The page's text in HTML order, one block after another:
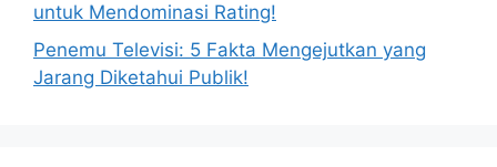
untuk Mendominasi Rating!
Penemu Televisi: 5 Fakta Mengejutkan yang
Jarang Diketahui Publik!